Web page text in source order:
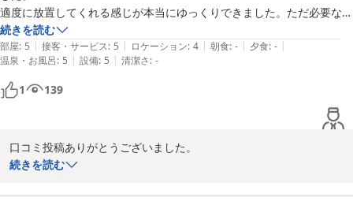
2025-10-12
適度に放置してくれる感じが本当にゆっくりできました。ただ必要な説
明はいただけますし、宿の方はとても優しいです。
1人か2人で静かに癒されに行きたい方におすすめなお宿だと思いま
す。
続きを読む
部屋: 5 | 接客・サービス: 5 | ロケーション: 4 | 朝食: - | 夕食: - |
温泉・お風呂: 5 | 設備: 5 | 清潔さ: -
1 139
口コミ投稿ありがとうございました。
たまたまお一人でしたので寂しさもある反面全てを貸切に出来たの
心温まる投稿大変ありがとうございましたYAMADAYA
続きを読む